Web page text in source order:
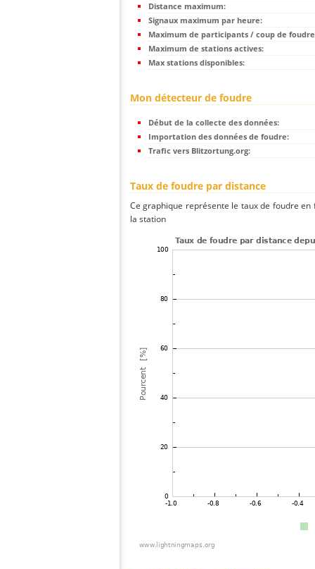
Distance maximum:
Signaux maximum par heure:
Maximum de participants / coup de
Maximum de stations actives:
Max stations disponibles:
Mon détecteur de foudre
Début de la collecte des données:
Importation des données de foudre:
Trafic vers Blitzortung.org:
Taux de foudre par distance
Ce graphique représente le taux de foudre
la station